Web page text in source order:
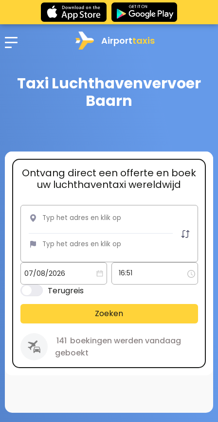
Airporttaxis
Taxi Luchthavenvervoer
Baarn
Ontvang direct een offerte en boek
uw luchthaventaxi wereldwijd
Terugreis
Zoeken
141 boekingen werden vandaag
geboekt